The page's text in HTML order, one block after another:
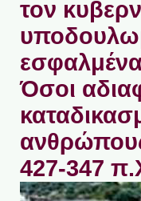
τον
Όσοι
427-347